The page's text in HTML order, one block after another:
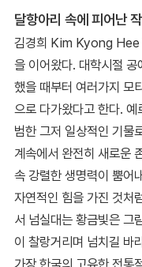
달항아리 속에 피어난
김경희 Kim Kyong Hee
을 이어왔다. 대학시절
했을 때부터 여러가지 모
으로 다가왔다고 한다.
범한 그저 일상적인 기물
계속에서 완전히 새로운
속 강렬한 생명력이 뿜어
자연적인 힘을 가진 것처
서 넘실대는 황금빛은 그
이 찰랑거리며 넘치길 바
가장 한국의 고유한 전통